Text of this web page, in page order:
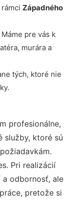
Západného
pre vás k
murára a
tých, ktoré nie
profesionálne,
služby, ktoré sú
Pri realizácií
a odbornosť, ale
pretože si